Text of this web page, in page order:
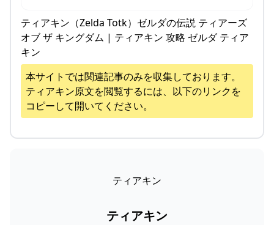
ティアキン（Zelda Totk）ゼルダの伝説 ティアーズ
オブ ザ キングダム | ティアキン 攻略 ゼルダ ティア
キン
本サイトでは関連記事のみを収集しております。
ティアキン原文を閲覧するには、以下のリンクを
コピーして開いてください。
ティアキン
ティアキン